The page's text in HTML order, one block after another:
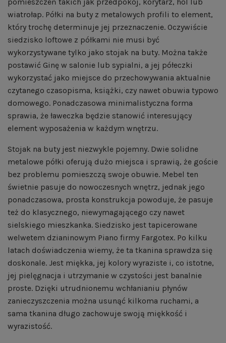
wiatrołap. Półki na buty z metalowych profili to element,
który trochę determinuje jej przeznaczenie. Oczywiście
siedzisko loftowe z półkami nie musi być
wykorzystywane tylko jako stojak na buty. Można także
postawić Ginę w salonie lub sypialni, a jej półeczki
wykorzystać jako miejsce do przechowywania aktualnie
czytanego czasopisma, książki, czy nawet obuwia typowo
domowego. Ponadczasowa minimalistyczna forma
sprawia, że ławeczka będzie stanowić interesujący
element wyposażenia w każdym wnętrzu.
Stojak na buty jest niezwykle pojemny. Dwie solidne
metalowe półki oferują dużo miejsca i sprawią, że goście
bez problemu pomieszczą swoje obuwie. Mebel ten
świetnie pasuje do nowoczesnych wnętrz, jednak jego
ponadczasowa, prosta konstrukcja powoduje, że pasuje
też do klasycznego, niewymagającego czy nawet
sielskiego mieszkanka. Siedzisko jest tapicerowane
welwetem dzianinowym Piano firmy Fargotex. Po kilku
latach doświadczenia wiemy, że ta tkanina sprawdza się
doskonale. Jest miękka, jej kolory wyraziste i, co istotne,
jej pielęgnacja i utrzymanie w czystości jest banalnie
proste. Dzięki utrudnionemu wchłanianiu płynów
zanieczyszczenia można usunąć kilkoma ruchami, a
sama tkanina długo zachowuje swoją miękkość i
wyrazistość.